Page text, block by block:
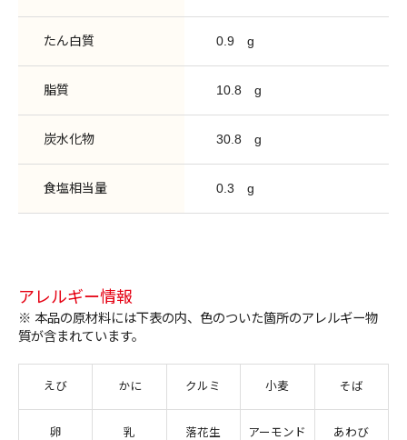
たん白質 0.9 g
脂質 10.8 g
炭水化物 30.8 g
食塩相当量 0.3 g
アレルギー情報
※ 本品の原材料には下表の内、色のついた箇所のアレルギー物
質が含まれています。
えび かに クルミ 小麦 そば
卵 乳 落花生 アーモンド あわび